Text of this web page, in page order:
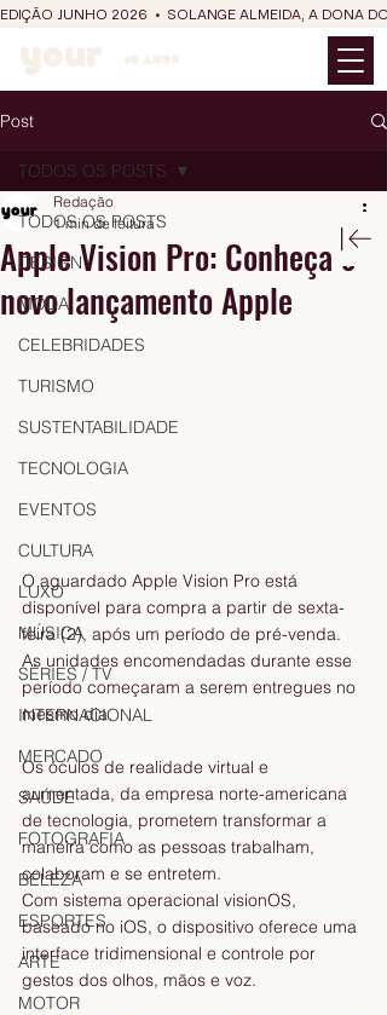
EDIÇÃO JUNHO 2026  •  SOLANGE ALMEIDA, A DONA
Post
TODOS OS POSTS
DESIGN
MODA
CELEBRIDADES
TURISMO
SUSTENTABILIDADE
TECNOLOGIA
EVENTOS
CULTURA
LUXO
MÚSICA
SÉRIES / TV
INTERNACIONAL
MERCADO
SAÚDE
FOTOGRAFIA
BELEZA
ESPORTES
ARTE
MOTOR
TODOS OS POSTS
Apple Vision Pro: Conheça o
novo lançamento Apple
Redação
1 min de leitura
O aguardado Apple Vision Pro está
disponível para compra a partir de sexta-
feira (2), após um período de pré-venda.
As unidades encomendadas durante esse
período começaram a serem entregues no
mesmo dia.
Os óculos de realidade virtual e
aumentada, da empresa norte-americana
de tecnologia, prometem transformar a
maneira como as pessoas trabalham,
colaboram e se entretem.
Com sistema operacional visionOS,
baseado no iOS, o dispositivo oferece uma
interface tridimensional e controle por
gestos dos olhos, mãos e voz.